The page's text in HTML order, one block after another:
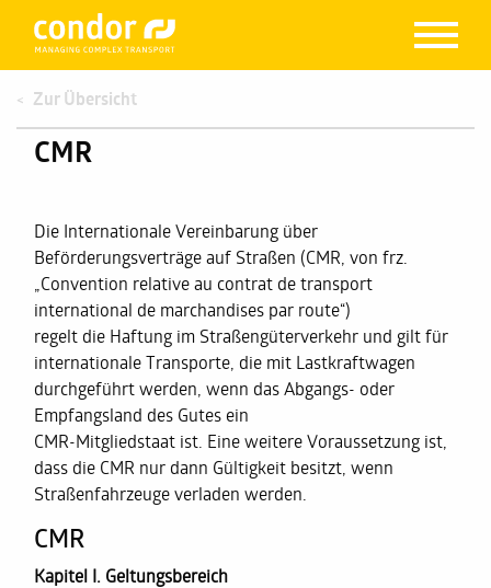
Zur Übersicht
CMR
Die Internationale Vereinbarung über
Beförderungsverträge auf Straßen (CMR, von frz.
„Convention relative au contrat de transport
international de marchandises par route“)
regelt die Haftung im Straßengüterverkehr und gilt für
internationale Transporte, die mit Lastkraftwagen
durchgeführt werden, wenn das Abgangs- oder
Empfangsland des Gutes ein
CMR-Mitgliedstaat ist. Eine weitere Voraussetzung ist,
dass die CMR nur dann Gültigkeit besitzt, wenn
Straßenfahrzeuge verladen werden.
CMR
Kapitel I. Geltungsbereich